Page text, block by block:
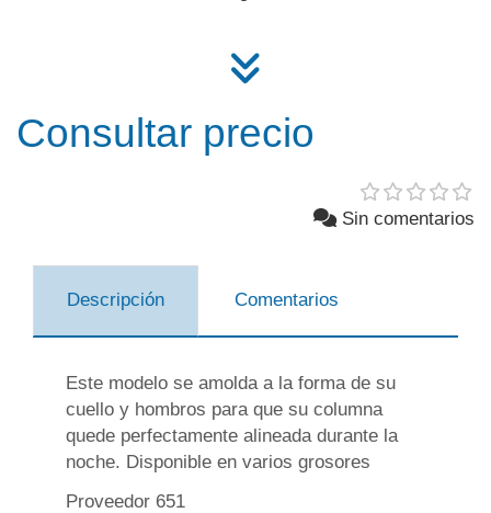
Consultar precio
Sin comentarios
Descripción Comentarios
Este modelo se amolda a la forma de su
cuello y hombros para que su columna
quede perfectamente alineada durante la
noche. Disponible en varios grosores
Proveedor 651